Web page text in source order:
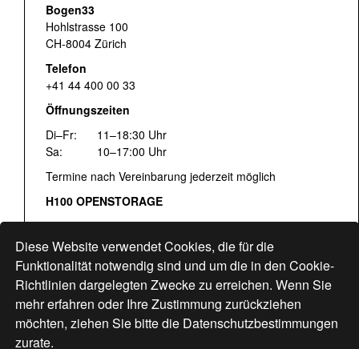
Diese Website verwendet Cookies, die für die
Funktionalität notwendig sind und um die in den Cookie-
Richtlinien dargelegten Zwecke zu erreichen. Wenn Sie
mehr erfahren oder Ihre Zustimmung zurückziehen
möchten, ziehen Sie bitte die Datenschutzbestimmungen
zurate.
Bogen33
Hohlstrasse 100
CH-8004 Zürich
Telefon
+41 44 400 00 33
Öffnungszeiten
Di–Fr:
11–18:30 Uhr
Sa:
10–17:00 Uhr
Termine nach Vereinbarung jederzeit möglich
H100 OPENSTORAGE
Fr:
16:00–18:30 Uhr
Sa: 12:00–17:00 Uhr
Hohlstrasse 122
www.bogen33.ch